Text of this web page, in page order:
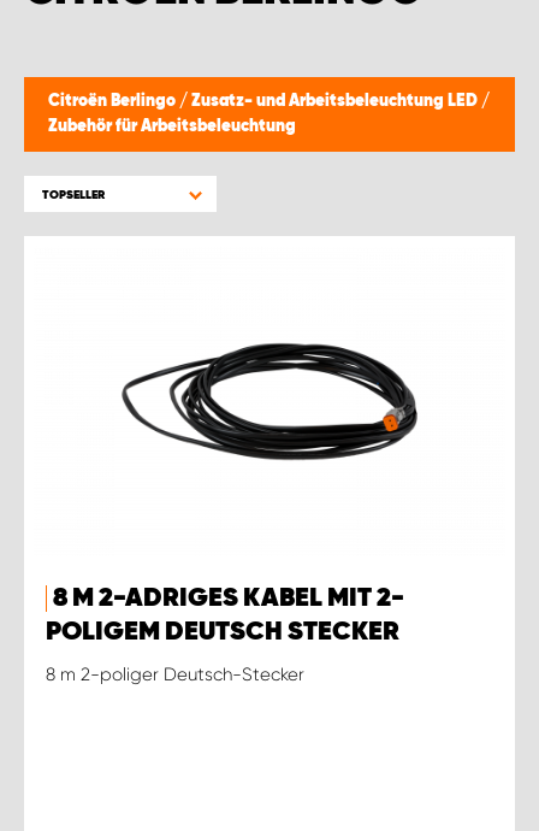
Citroën Berlingo / Zusatz- und Arbeitsbeleuchtung LED /
Zubehör für Arbeitsbeleuchtung
TOPSELLER
8 M 2-ADRIGES KABEL MIT 2-
POLIGEM DEUTSCH STECKER
8 m 2-poliger Deutsch-Stecker